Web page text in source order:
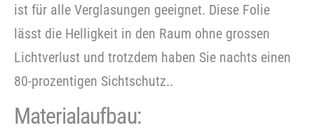
ist für alle Verglasungen geeignet. Diese Folie
lässt die Helligkeit in den Raum ohne grossen
Lichtverlust und trotzdem haben Sie nachts einen
80-prozentigen Sichtschutz..
Materialaufbau: